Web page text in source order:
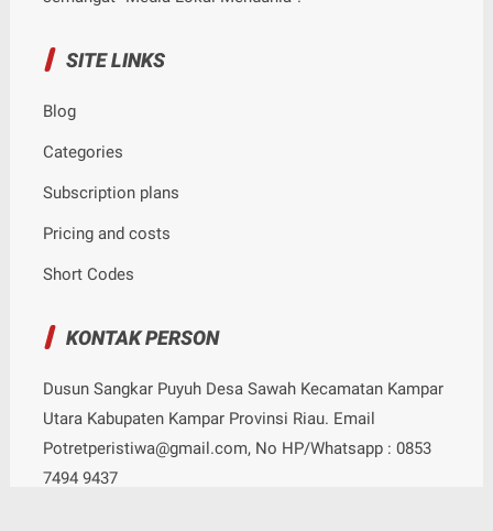
Short Codes
KONTAK PERSON
Utara Kabupaten Kampar Provinsi Riau. Email
Potretperistiwa@gmail.com, No HP/Whatsapp : 0853